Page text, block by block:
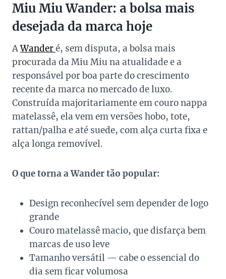
Miu Miu Wander: a bolsa mais
desejada da marca hoje
AWanderé, sem disputa, a bolsa mais
procurada da Miu Miu na atualidade e a
responsável por boa parte do crescimento
recente da marca no mercado de luxo.
Construída majoritariamente em couro nappa
matelassê, ela vem em versões hobo, tote,
rattan/palha e até suede, com alça curta fixa e
alça longa removível.
O que torna a Wander tão popular:
Design reconhecível sem depender de logo
grande
Couro matelassê macio, que disfarça bem
marcas de uso leve
Tamanho versátil — cabe o essencial do
dia sem ficar volumosa